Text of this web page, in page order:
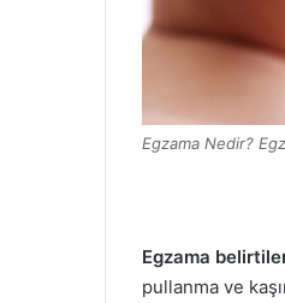
Egzama Nedir?
Egzama
pullanma ve